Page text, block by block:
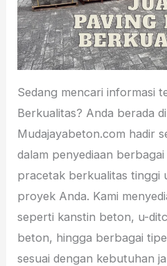
Sedang mencari informasi
Berkualitas? Anda berada
Mudajayabeton.com hadir
dalam penyediaan
pracetak berkualitas tinggi
proyek Anda. Kami
seperti kanstin beton, u-
beton, hingga berbagai
sesuai dengan kebutuhan